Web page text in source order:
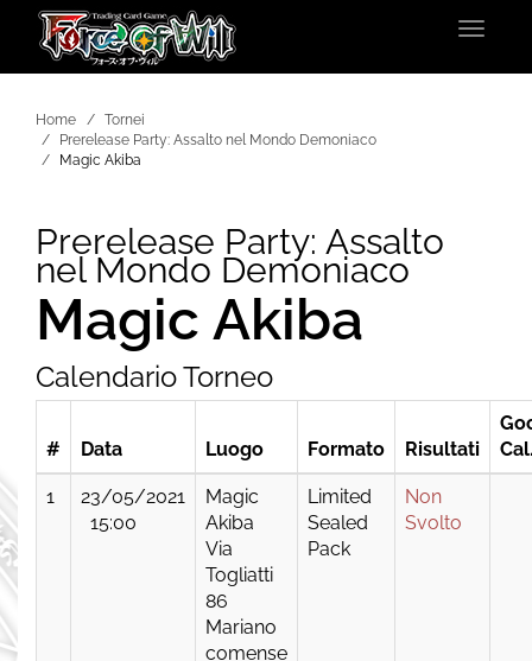
Toggle
Home
Tornei
Prerelease Party: Assalto nel Mondo Demoniaco
Magic Akiba
Prerelease Party: Assalto
nel Mondo Demoniaco
Magic Akiba
Calendario Torneo
# Data Luogo Formato Risultati
1
23/05/2021
15:00
Magic
Akiba
Via
Togliatti
86
Mariano
comense
Limited
Sealed
Pack
Non
Svolto